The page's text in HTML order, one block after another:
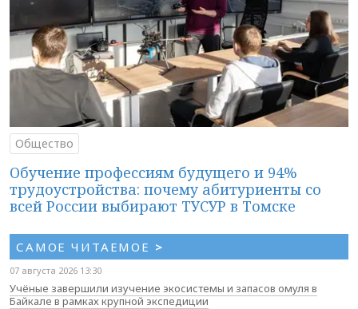
Общество
Обучение профессиям будущего и 94%
трудоустройства: почему абитуриенты со
всей России выбирают ТУСУР в Томске
САМОЕ ЧИТАЕМОЕ >
07 августа 2026 13:30
Учёные завершили изучение экосистемы и запасов омуля в
Байкале в рамках крупной экспедиции